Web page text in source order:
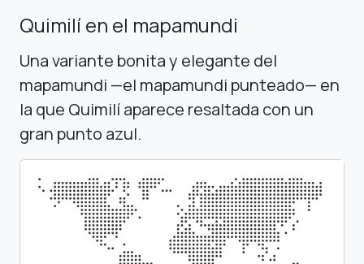
Quimilí en el mapamundi
Una variante bonita y elegante del
mapamundi —el mapamundi punteado— en
la que Quimilí aparece resaltada con un
gran punto azul.